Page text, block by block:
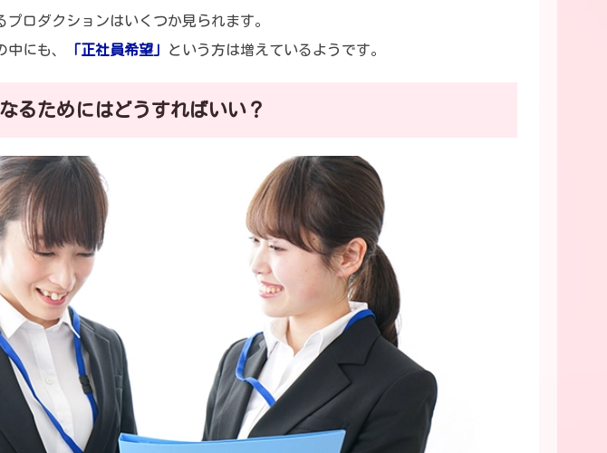
ロダクションはいくつか見られます。
にも、
「正社員希望」 という方は増えているようです。
るためにはどうすればいい？